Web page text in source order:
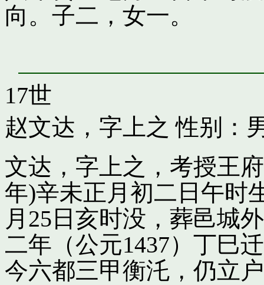
向。子二，女一。
17世
赵文达，字上之 性别：
文达，字上之，考授王
年)辛未正月初二日午时
月25日亥时没，葬邑城
二年（公元1437）丁巳
今六都三甲衡汑，仍立